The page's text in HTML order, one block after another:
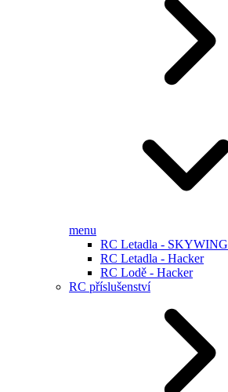
menu
RC Letadla - SKYWING
RC Letadla - Hacker
RC Lodě - Hacker
RC příslušenství